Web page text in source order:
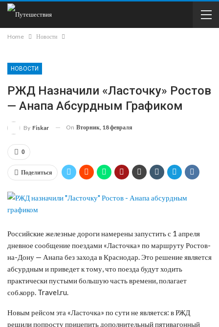
Home Новости
НОВОСТИ
РЖД Назначили «Ласточку» Ростов
— Анапа Абсурдным Графиком
By Fiskar On Вторник, 18 февраля
0
Поделиться
Российские железные дороги намерены запустить с 1 апреля
дневное сообщение поездами «Ласточка» по маршруту Ростов-
на-Дону — Анапа без захода в Краснодар. Это решение является
абсурдным и приведет к тому, что поезда будут ходить
практически пустыми большую часть времени, полагает
соб.корр. Travel.ru.
Новым рейсом эта «Ласточка» по сути не является: в РЖД
решили попросту прицепить дополнительный пятивагонный